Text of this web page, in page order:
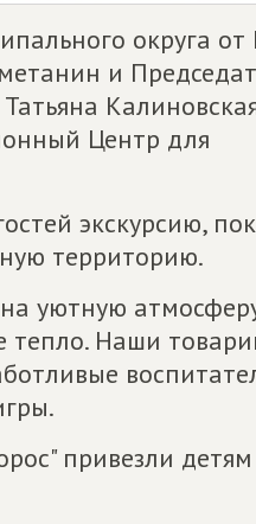
округа
и
Центр для
экскурсию,
территорию.
уютную
тепло. Наши
привезли